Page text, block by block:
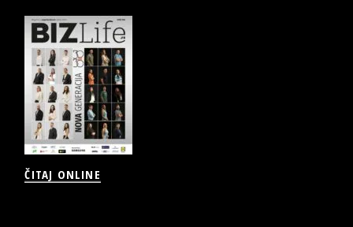
ČITAJ ONLINE